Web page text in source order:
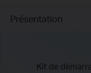
Présentation
Kit de